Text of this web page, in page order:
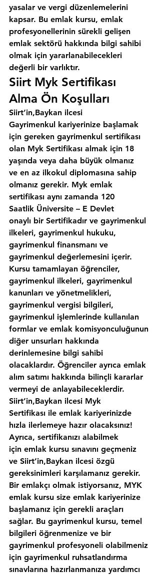
yasalar ve vergi düzenlemelerini
kapsar. Bu emlak kursu, emlak
profesyonellerinin sürekli gelişen
emlak sektörü hakkında bilgi sahibi
olmak için yararlanabilecekleri
değerli bir varlıktır.
Siirt Myk Sertifikası
Alma Ön Koşulları
Siirt’in,Baykan ilcesi
Gayrimenkul kariyerinize başlamak
için gereken gayrimenkul sertifikası
olan Myk Sertifikası almak için 18
yaşında veya daha büyük olmanız
ve en az ilkokul diplomasına sahip
olmanız gerekir. Myk emlak
sertifikası aynı zamanda 120
Saatlik Üniversite – E Devlet
onaylı bir Sertifikadır ve gayrimenkul
ilkeleri, gayrimenkul hukuku,
gayrimenkul finansmanı ve
gayrimenkul değerlemesini içerir.
Kursu tamamlayan öğrenciler,
gayrimenkul ilkeleri, gayrimenkul
kanunları ve yönetmelikleri,
gayrimenkul vergisi bilgileri,
gayrimenkul işlemlerinde kullanılan
formlar ve emlak komisyonculuğunun
diğer unsurları hakkında
derinlemesine bilgi sahibi
olacaklardır. Öğrenciler ayrıca emlak
alım satımı hakkında bilinçli kararlar
vermeyi de anlayabileceklerdir.
Siirt’in,Baykan ilcesi Myk
Sertifikası ile emlak kariyerinizde
hızla ilerlemeye hazır olacaksınız!
Ayrıca, sertifikanızı alabilmek
için emlak kursu sınavını geçmeniz
ve Siirt’in,Baykan ilcesi özgü
gereksinimleri karşılamanız gerekir.
Bir emlakçı olmak istiyorsanız, MYK
emlak kursu size emlak kariyerinize
başlamanız için gerekli araçları
sağlar. Bu gayrimenkul kursu, temel
bilgileri öğrenmenize ve bir
gayrimenkul profesyoneli olabilmeniz
için gayrimenkul ruhsatlandırma
sınavlarına hazırlanmanıza yardımcı